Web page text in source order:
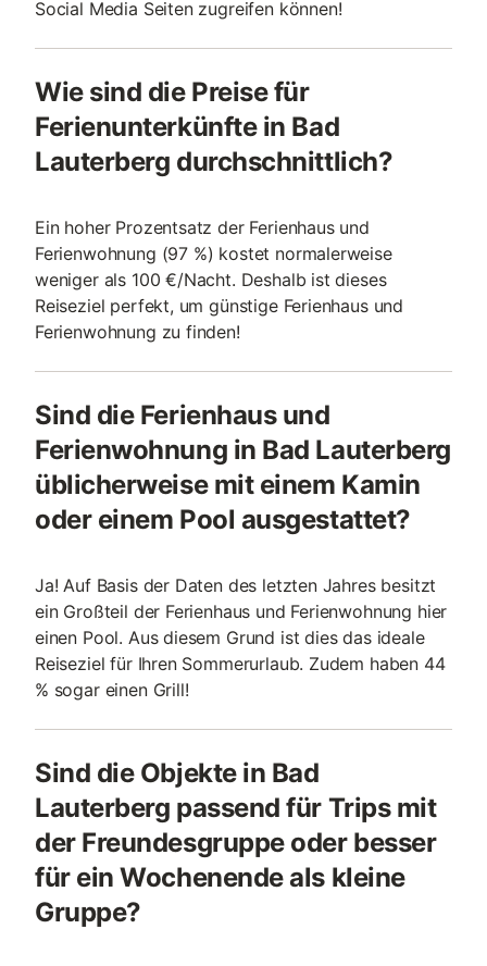
Social Media Seiten zugreifen können!
Wie sind die Preise für
Ferienunterkünfte in Bad
Lauterberg durchschnittlich?
Ein hoher Prozentsatz der Ferienhaus und
Ferienwohnung (97 %) kostet normalerweise
weniger als 100 €/Nacht. Deshalb ist dieses
Reiseziel perfekt, um günstige Ferienhaus und
Ferienwohnung zu finden!
Sind die Ferienhaus und
Ferienwohnung in Bad Lauterberg
üblicherweise mit einem Kamin
oder einem Pool ausgestattet?
Ja! Auf Basis der Daten des letzten Jahres besitzt
ein Großteil der Ferienhaus und Ferienwohnung hier
einen Pool. Aus diesem Grund ist dies das ideale
Reiseziel für Ihren Sommerurlaub. Zudem haben 44
% sogar einen Grill!
Sind die Objekte in Bad
Lauterberg passend für Trips mit
der Freundesgruppe oder besser
für ein Wochenende als kleine
Gruppe?